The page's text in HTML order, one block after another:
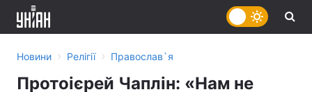
Новини › Релігії › Православ`я
Протоієрей Чаплін: «Нам не